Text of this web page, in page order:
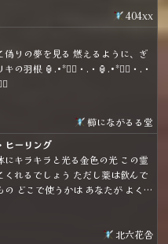
好きな形態で身に着けることがで
404xx
見る 燃えるように、ぎ
.・🏮.•*❤️‍🔥・.・
櫛にながるる堂
ヒーリング
にキラキラと光る金色の光 この霊
ょう ただし薬は飲んで
の どこで使うかは あなたが よく
北六花舎